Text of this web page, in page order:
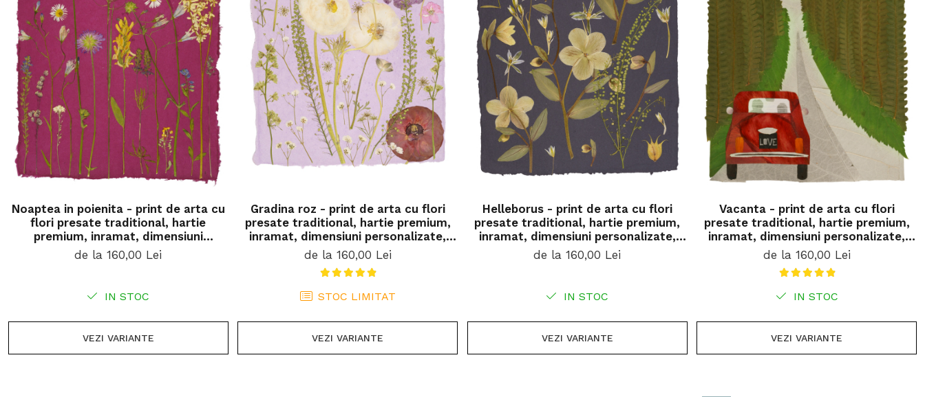
Noaptea in poienita - print de arta cu
flori presate traditional, hartie
premium, inramat, dimensiuni
personalizate, cadou ideal pentru
casa
de la 160,00 Lei
IN STOC
VEZI VARIANTE
Gradina roz - print de arta cu flori
presate traditional, hartie premium,
inramat, dimensiuni personalizate,
cadou ideal pentru casa
de la 160,00 Lei
STOC LIMITAT
VEZI VARIANTE
Helleborus - print de arta cu flori
presate traditional, hartie premium,
inramat, dimensiuni personalizate,
cadou ideal pentru casa
de la 160,00 Lei
IN STOC
VEZI VARIANTE
Vacanta - print de arta cu flori
presate traditional, hartie premium,
inramat, dimensiuni personalizate,
cadou ideal pentru casa
de la 160,00 Lei
IN STOC
VEZI VARIANTE